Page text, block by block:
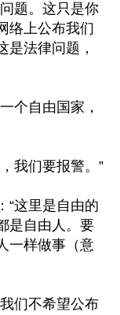
题。这只是你
络上公布我们
是法律问题，
个自由国家，
我们要报警。”
“这里是自由的
是自由人。要
一样做事（意
们不希望公布